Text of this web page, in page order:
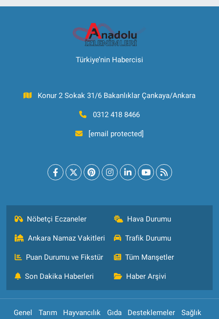
Türkiye’nin Habercisi
Konur 2 Sokak 31/6 Bakanlıklar Çankaya/Ankara
0312 418 8466
[email protected]
Nöbetçi Eczaneler Hava Durumu
Ankara Namaz Vakitleri Trafik Durumu
Puan Durumu ve Fikstür Tüm Manşetler
Son Dakika Haberleri Haber Arşivi
Genel Tarım Hayvancılık Gıda Desteklemeler
Sağlık